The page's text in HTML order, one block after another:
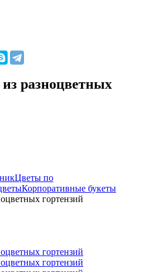
разноцветных
Цветы по
Корпоративные букеты
гортензий